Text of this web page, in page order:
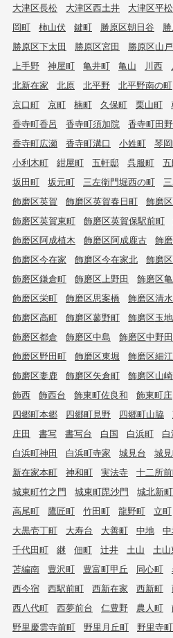
大津区長松
大津区西土井 大津区平松
岡町
柿山伏 鍵町 勝原区朝日谷
勝原区下太田
勝原区宮田 勝原区山戸
上手野
神屋町 亀井町 亀山 川西
北新在家
北原 北平野 北平野南の町
京口町
京町 楠町 久保町 栗山町
香寺町香呂
香寺町須加院 香寺町田野
香寺町広瀬
香寺町溝口 小姓町 琴
小利木町
紺屋町 五軒邸 呉服町
坂田町
坂元町 三左衛門堀西の町
飾磨区英賀
飾磨区英賀春日町 飾磨
飾磨区英賀東町
飾磨区英賀保駅前町
飾磨区阿成植木
飾磨区阿成鹿古 飾
飾磨区今在家
飾磨区今在家北 飾磨
飾磨区鎌倉町
飾磨区上野田 飾磨区
飾磨区栄町
飾磨区思案橋 飾磨区清水
飾磨区高町
飾磨区蓼野町 飾磨区玉地
飾磨区都倉
飾磨区中島 飾磨区中野田
飾磨区野田町
飾磨区東堀 飾磨区細江
飾磨区妻鹿
飾磨区矢倉町 飾磨区山崎
飾西
飾西台 飾東町佐良和 飾東町庄
四郷町本郷
四郷町見野 四郷町山脇
庄田
書写 書写台 白国 白浜町
白浜町神田
白浜町寺家 城見台 城
新在家本町
神和町 実法寺 十二所
城東町竹之門
城東町毘沙門 城北新町
高尾町
鷹匠町 竹田町 龍野町 立町
大黒壱丁町
大寿台 大善町 中地
千代田町
継 佃町 辻井 土山 土
苫編南
豊沢町 豊富町甲丘 同心町
西今宿
西駅前町 西新在家 西新町
西八代町
西夢前台 仁豊野 農人町
野里慶雲寺前町
野里月丘町 野里寺町